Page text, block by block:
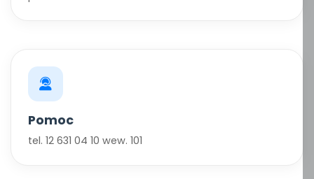
Pomoc
tel. 12 631 04 10 wew. 101